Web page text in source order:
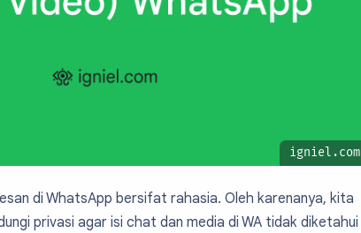
igniel.com
di WhatsApp bersifat rahasia. Oleh karenanya, kita
privasi agar isi chat dan media di WA tidak diketahui